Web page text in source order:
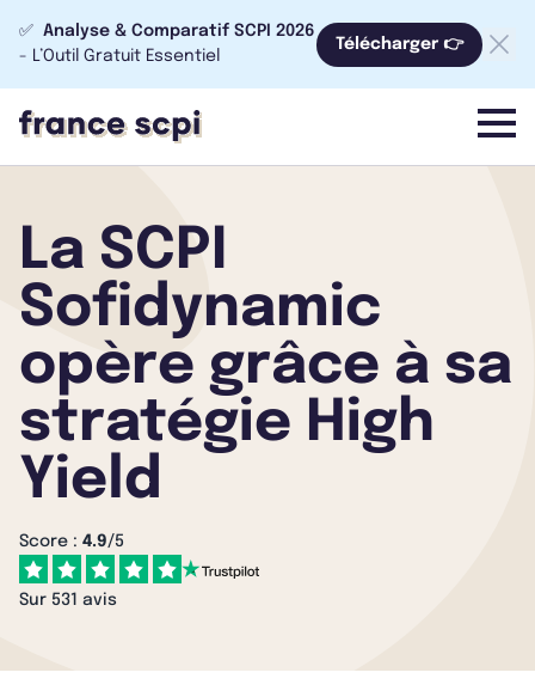
✅ Analyse & Comparatif SCPI 2026
- L’Outil Gratuit Essentiel
Télécharger 👉
menu
La SCPI
Sofidynamic
opère grâce à sa
stratégie High
Yield
Score : 4.9/5
Sur 531 avis